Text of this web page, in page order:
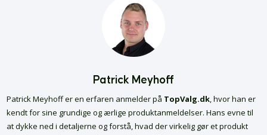
Patrick Meyhoff
Patrick Meyhoff er en erfaren anmelder på TopValg.dk, hvor han er
kendt for sine grundige og ærlige produktanmeldelser. Hans evne til
at dykke ned i detaljerne og forstå, hvad der virkelig gør et produkt